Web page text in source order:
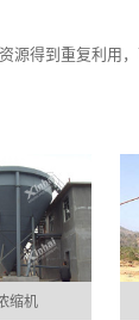
得到重复利用
缩机